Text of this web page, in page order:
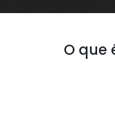
O que